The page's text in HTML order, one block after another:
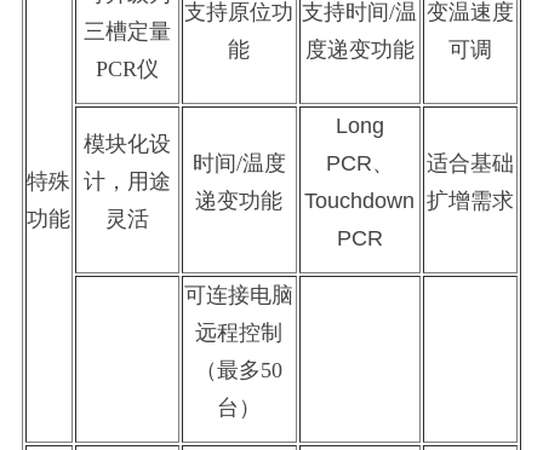
特殊
功能
三槽定量
PCR仪
支持原位功
能
支持时间/温
度递变功能
变温速度
可调
模块化设
计，用途
灵活
时间/温度
递变功能
Long
PCR、
Touchdown
PCR
适合基础
扩增需求
可连接电脑
远程控制
（最多50
台）